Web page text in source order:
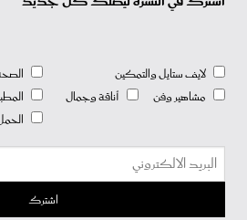
لايف ستايل والتمكين
مشاهير وفن
أناقة وجمال